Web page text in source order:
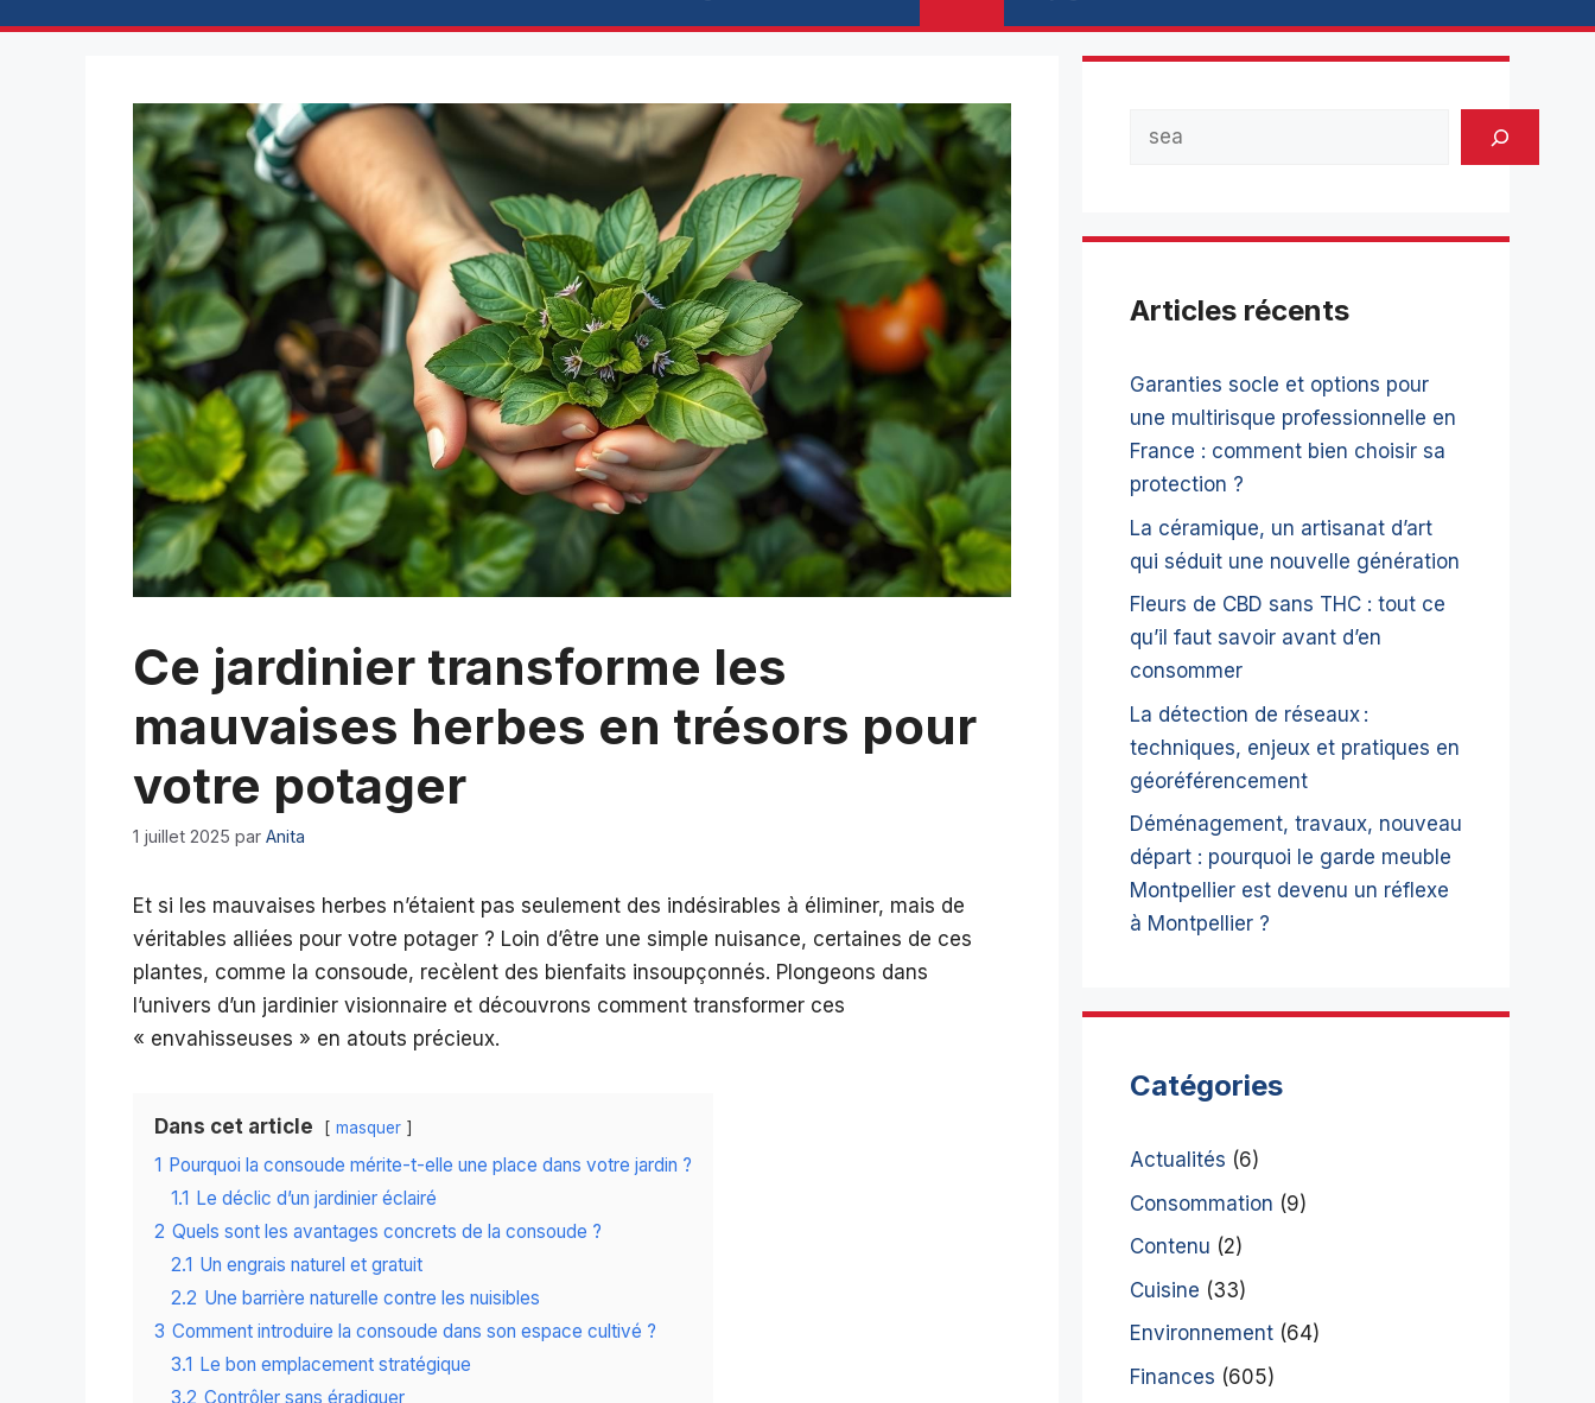
Ce jardinier transforme les
mauvaises herbes en trésors pour
votre potager
1 juillet 2025 par Anita
Et si les mauvaises herbes n’étaient pas seulement des indésirables à éliminer, mais de
véritables alliées pour votre potager ? Loin d’être une simple nuisance, certaines de ces
plantes, comme la consoude, recèlent des bienfaits insoupçonnés. Plongeons dans
l’univers d’un jardinier visionnaire et découvrons comment transformer ces
« envahisseuses » en atouts précieux.
Dans cet article masquer
1 Pourquoi la consoude mérite-t-elle une place dans votre jardin ?
1.1 Le déclic d’un jardinier éclairé
2 Quels sont les avantages concrets de la consoude ?
2.1 Un engrais naturel et gratuit
2.2 Une barrière naturelle contre les nuisibles
3 Comment introduire la consoude dans son espace cultivé ?
3.1 Le bon emplacement stratégique
3.2 Contrôler sans éradiquer
Articles récents
Garanties socle et options pour
une multirisque professionnelle en
France : comment bien choisir sa
protection ?
La céramique, un artisanat d’art
qui séduit une nouvelle génération
Fleurs de CBD sans THC : tout ce
qu’il faut savoir avant d’en
consommer
La détection de réseaux :
techniques, enjeux et pratiques en
géoréférencement
Déménagement, travaux, nouveau
départ : pourquoi le garde meuble
Montpellier est devenu un réflexe
à Montpellier ?
Catégories
Actualités (6)
Consommation (9)
Contenu (2)
Cuisine (33)
Environnement (64)
Finances (605)